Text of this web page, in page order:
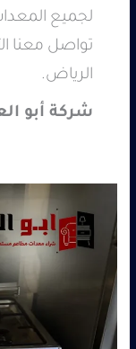
لجميع
تواصل معنا
الرياض.
شركة أبو العز –
معدات
مطاعم
مستعملة
حي
اليرموك
بالرياض
|
أبو